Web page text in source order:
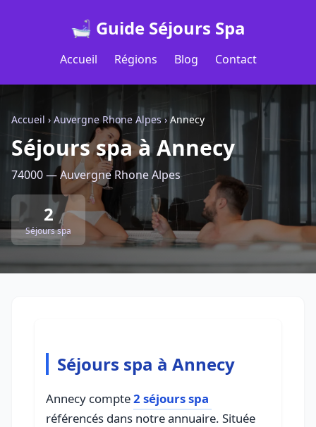
🛁 Guide Séjours Spa
Accueil Régions Blog Contact
Accueil › Auvergne Rhone Alpes›Annecy
Séjours spa à Annecy
74000 — Auvergne Rhone Alpes
2
Séjours spa
Séjours spa à Annecy
Annecy compte2 séjours spa
référencés dans notre annuaire. Située